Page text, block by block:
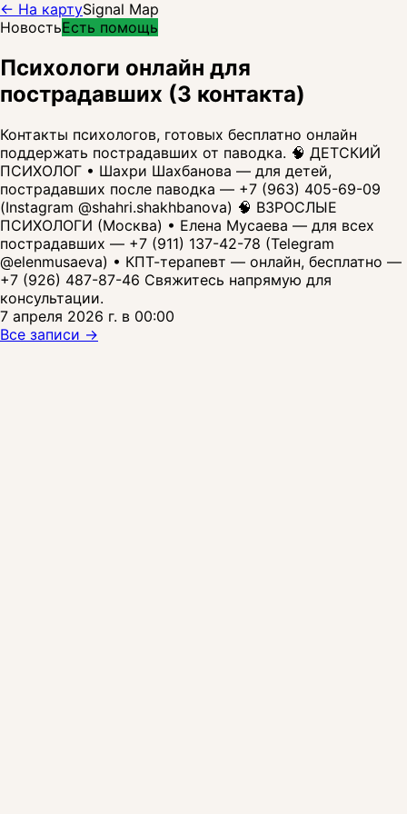
← На картуSignal Map
НовостьЕсть помощь
Психологи онлайн для
пострадавших (3 контакта)
Контакты психологов, готовых бесплатно онлайн
поддержать пострадавших от паводка. 🧠 ДЕТСКИЙ
ПСИХОЛОГ • Шахри Шахбанова — для детей,
пострадавших после паводка — +7 (963) 405-69-09
(Instagram @shahri.shakhbanova) 🧠 ВЗРОСЛЫЕ
ПСИХОЛОГИ (Москва) • Елена Мусаева — для всех
пострадавших — +7 (911) 137-42-78 (Telegram
@elenmusaeva) • КПТ-терапевт — онлайн, бесплатно —
+7 (926) 487-87-46 Свяжитесь напрямую для
консультации.
7 апреля 2026 г. в 00:00
Все записи →